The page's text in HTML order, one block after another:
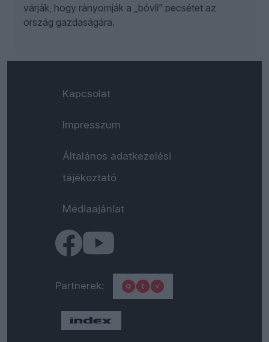
várják, hogy rányomják a „bóvli” pecsétet az
ország gazdaságára.
Kapcsolat
Impresszum
Általános adatkezelési
tájékoztató
Médiaajánlat
Partnerek: